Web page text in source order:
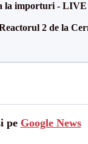
la importuri -
2 de la
pe Google News